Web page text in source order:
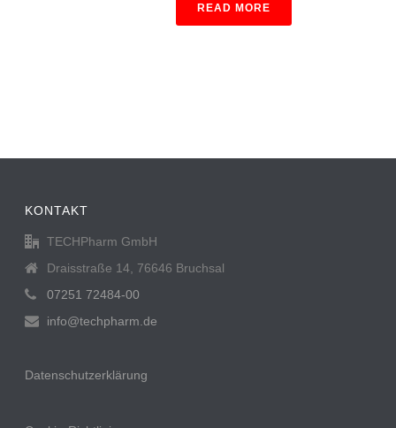
READ MORE
KONTAKT
TECHPharm GmbH
Draisstraße 14, 76646 Bruchsal
07251 72484-00
info@techpharm.de
Datenschutzerklärung